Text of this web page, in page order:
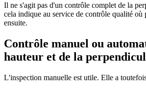
Il ne s'agit pas d'un contrôle complet de la
cela indique au service de contrôle qualité où
ensuite.
Contrôle manuel ou
hauteur et de la
L'inspection manuelle est utile. Elle a